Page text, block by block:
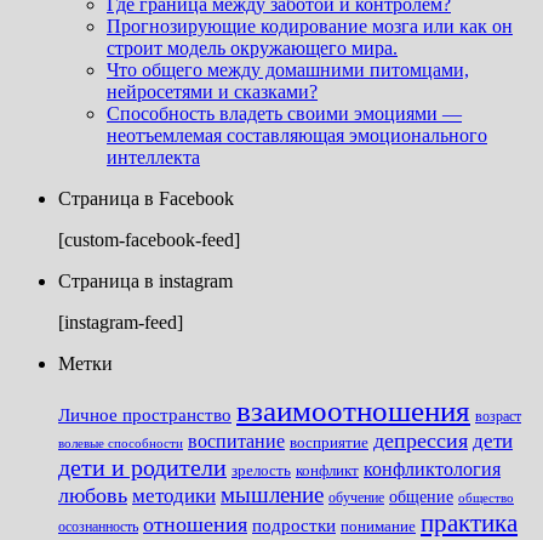
Где граница между заботой и контролем?
Прогнозирующие кодирование мозга или как он
строит модель окружающего мира.
Что общего между домашними питомцами,
нейросетями и сказками?
Способность владеть своими эмоциями —
неотъемлемая составляющая эмоционального
интеллекта
Страница в Facebook
[custom-facebook-feed]
Страница в instagram
[instagram-feed]
Метки
Личное пространство взаимоотношения возраст
волевые способности воспитание восприятие депрессия дети
дети и родители зрелость конфликт конфликтология
любовь методики мышление обучение общение общество
осознанность отношения подростки понимание практика